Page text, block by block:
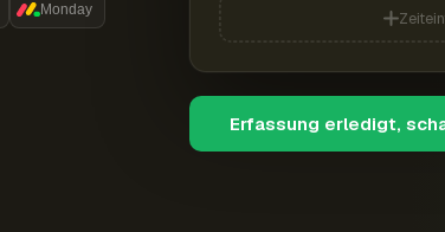
Monday
Erfassung erledigt,